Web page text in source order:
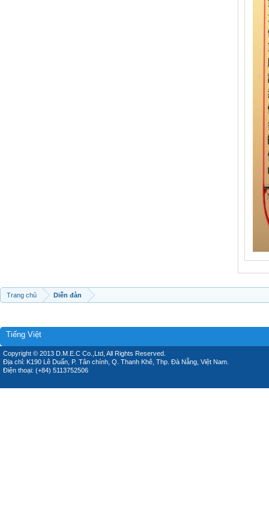
Trang chủ Diễn đàn
Tiếng Việt
Copyright © 2013 D.M.E.C Co.,Ltd, All Rights Reserved.
Địa chỉ: K190 Lê Duẩn, P. Tân chính, Q. Thanh Khê, Thp. Đà Nẵng, Việt Nam.
Điện thoại: (+84) 5113752506